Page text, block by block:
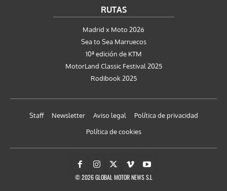
RUTAS
Madrid x Moto 2026
Sea to Sea Marruecos
10ª edición de KTM
MotorLand Classic Festival 2025
Rodibook 2025
Staff Newsletter Aviso legal
Política de privacidad
Política de cookies
© 2026 GLOBAL MOTOR NEWS S.L